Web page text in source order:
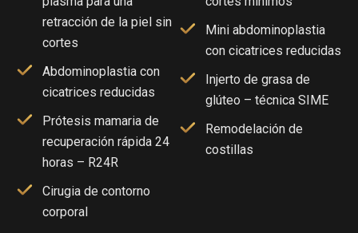
retracción de la piel sin
cortes
Abdominoplastia con
cicatrices reducidas
Prótesis mamaria de
recuperación rápida 24
horas – R24R
Cirugia de contorno
corporal
Mini abdominoplastia
con cicatrices reducidas
Injerto de grasa de
glúteo – técnica SIME
Remodelación de
costillas